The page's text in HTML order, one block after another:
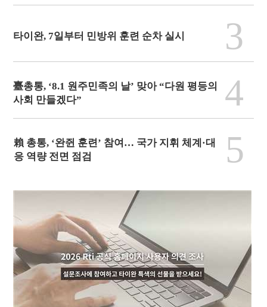
타이완, 7일부터 민방위 훈련 순차 실시 3
臺총통, ‘8.1 원주민족의 날’ 맞아 “다원 평등의
사회 만들겠다”
4
賴 총통, ‘완쥔 훈련’ 참여… 국가 지휘 체계·대
응 역량 전면 점검
5